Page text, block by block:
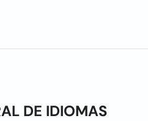
DE IDIOMAS